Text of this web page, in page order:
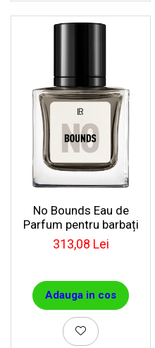
No Bounds Eau de
Parfum pentru barbați
313,08 Lei
Adauga in cos